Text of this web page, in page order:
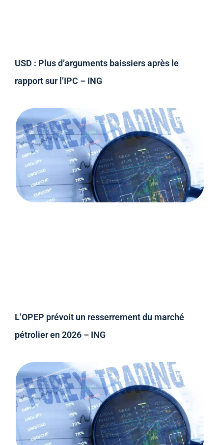
USD : Plus d’arguments baissiers après le
rapport sur l’IPC – ING
L’OPEP prévoit un resserrement du marché
pétrolier en 2026 – ING